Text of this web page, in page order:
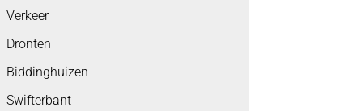
Verkeer
Dronten
Biddinghuizen
Swifterbant